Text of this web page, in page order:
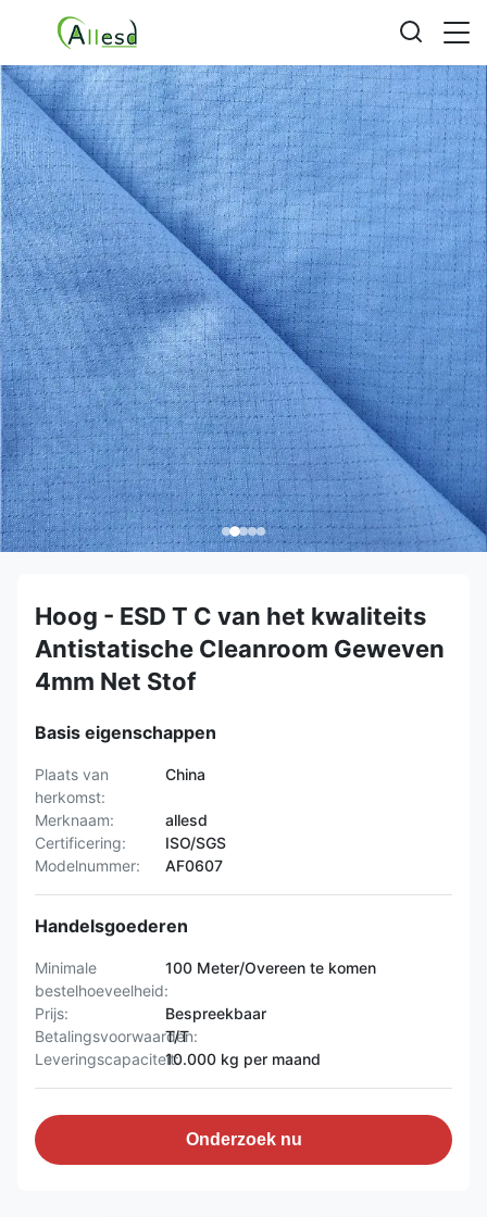
Hoog - ESD T C van het kwaliteits
Antistatische Cleanroom Geweven
4mm Net Stof
Basis eigenschappen
Plaats van
herkomst:
China
Merknaam:
allesd
Certificering:
ISO/SGS
Modelnummer:
AF0607
Handelsgoederen
Minimale
bestelhoeveelheid:
100 Meter/Overeen te komen
Prijs:
Bespreekbaar
Betalingsvoorwaarden:
T/T
Leveringscapaciteit:10.000 kg per maand
Onderzoek nu